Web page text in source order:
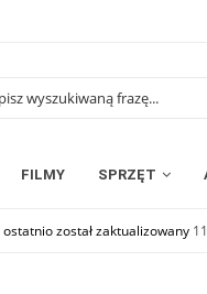
FILMY SPRZĘT
został zaktualizowany